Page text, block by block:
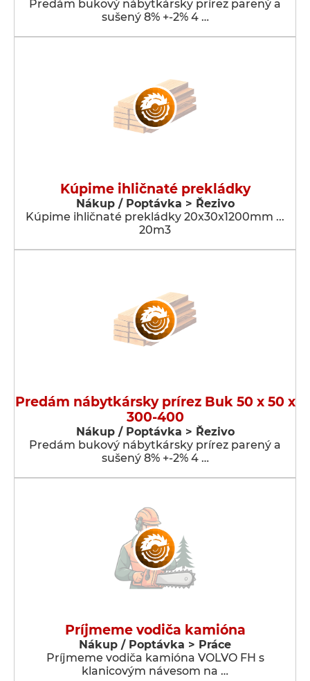
Predám bukový nábytkársky prírez parený a
sušený 8% +-2% 4 …
Kúpime ihličnaté prekládky
Nákup / Poptávka > Řezivo
Kúpime ihličnaté prekládky 20x30x1200mm ...
20m3
Predám nábytkársky prírez Buk 50 x 50 x
300-400
Nákup / Poptávka > Řezivo
Predám bukový nábytkársky prírez parený a
sušený 8% +-2% 4 …
Príjmeme vodiča kamióna
Nákup / Poptávka > Práce
Príjmeme vodiča kamióna VOLVO FH s
klanicovým návesom na …